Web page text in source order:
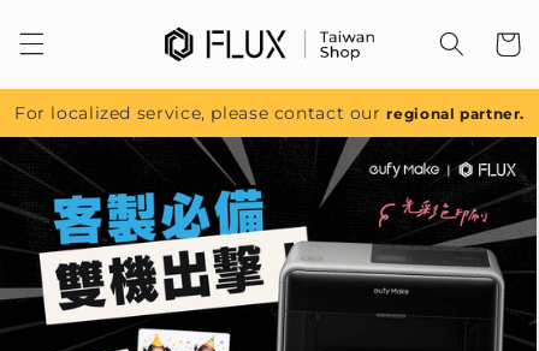
容
For localized service, please contact ourregional partner.